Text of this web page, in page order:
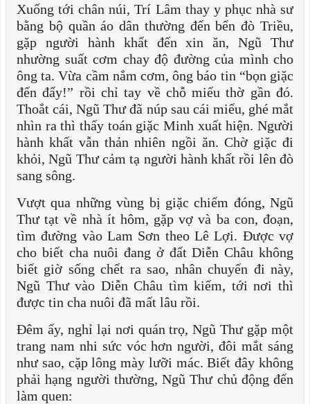
Xuống tới chân núi, Trí Lâm thay y phục nhà sư
bằng bộ quần áo dân thường đến bến đò Triều,
gặp người hành khất đến xin ăn, Ngũ Thư
nhường suất cơm chay độ đường của mình cho
ông ta. Vừa cầm nắm cơm, ông báo tin “bọn giặc
đến đấy!” rồi chỉ tay về chỗ miếu thờ gần đó.
Thoắt cái, Ngũ Thư đã núp sau cái miếu, ghé mắt
nhìn ra thì thấy toán giặc Minh xuất hiện. Người
hành khất vẫn thản nhiên ngồi ăn. Chờ giặc đi
khỏi, Ngũ Thư cảm tạ người hành khất rồi lên đò
sang sông.
Vượt qua những vùng bị giặc chiếm đóng, Ngũ
Thư tạt về nhà ít hôm, gặp vợ và ba con, đoạn,
tìm đường vào Lam Sơn theo Lê Lợi. Được vợ
cho biết cha nuôi đang ở đất Diễn Châu không
biết giờ sống chết ra sao, nhân chuyến đi này,
Ngũ Thư vào Diễn Châu tìm kiếm, tới nơi thì
được tin cha nuôi đã mất lâu rồi.
Đêm ấy, nghỉ lại nơi quán trọ, Ngũ Thư gặp một
trang nam nhi sức vóc hơn người, đôi mắt sáng
như sao, cặp lông mày lưỡi mác. Biết đây không
phải hạng người thường, Ngũ Thư chủ động đến
làm quen: